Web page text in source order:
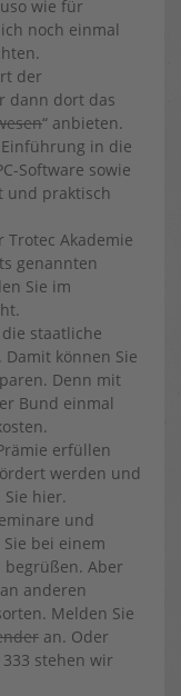
wie für
noch einmal
der
dann dort das
“ anbieten.
in die
Software sowie
und praktisch
Akademie
genannten
Sie im
staatliche
können Sie
Denn mit
Bund einmal
erfüllen
werden und
hier.
und
bei einem
begrüßen. Aber
anderen
Melden Sie
an. Oder
stehen wir